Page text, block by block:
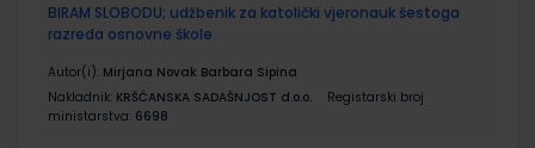
BIRAM SLOBODU; udžbenik za katolički vjeronauk šestoga
razreda osnovne škole
Autor(i): Mirjana Novak Barbara Sipina
Nakladnik: KRŠĆANSKA SADAŠNJOST d.o.o.
Registarski broj
ministarstva: 6698